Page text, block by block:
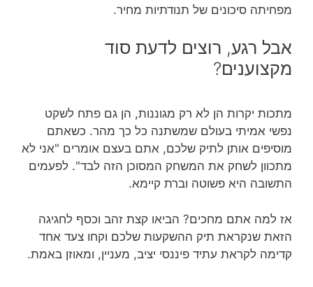
מפחיתה סיכונים של תנודתיות מחיר.
אבל רגע, רוצים לדעת סוד
מקצוענים?
מתכות יקרות הן לא רק מגוננות, הן גם פתח לשקט
נפשי אמיתי בעולם שמשתנה כל כך מהר. כשאתם
מוסיפים אותן לתיק שלכם, אתם בעצם אומרים "אני לא
מתכוון לשחק את המשחק המסוכן הזה לבד". לפעמים
התשובה היא פשוטה וברת קיימא.
אז למה אתם מחכים? הביאו קצת זהב וכסף לחגיגה
הזאת שנקראת תיק ההשקעות שלכם וקחו צעד אחד
קדימה לקראת עתיד פיננסי יציב, מעניין, ומאוזן באמת.